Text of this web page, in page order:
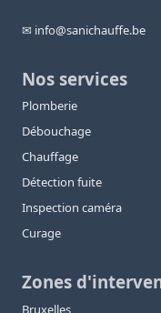
✉ info@sanichauffe.be
Nos services
Plomberie
Débouchage
Chauffage
Détection fuite
Inspection caméra
Curage
Zones
Bruxelles